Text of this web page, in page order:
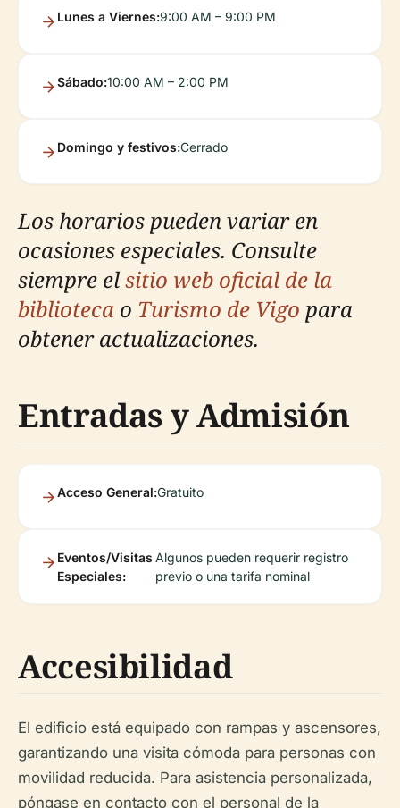
Lunes a Viernes:9:00 AM – 9:00 PM
Sábado:10:00 AM – 2:00 PM
Domingo y festivos:Cerrado
Los horarios pueden variar en
ocasiones especiales. Consulte
siempre elsitio web oficial de la
biblioteca o Turismo de Vigo para
obtener actualizaciones.
Entradas y Admisión
Acceso General:Gratuito
Eventos/Visitas
Especiales:
Algunos pueden requerir registro
previo o una tarifa nominal
Accesibilidad
El edificio está equipado con rampas y ascensores,
garantizando una visita cómoda para personas con
movilidad reducida. Para asistencia personalizada,
póngase en contacto con el personal de la